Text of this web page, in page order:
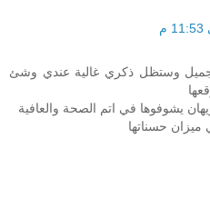
وستظل ذكري غالية عندي وشئ
يشوفوها في اتم الصحة والعافية
حسناتها